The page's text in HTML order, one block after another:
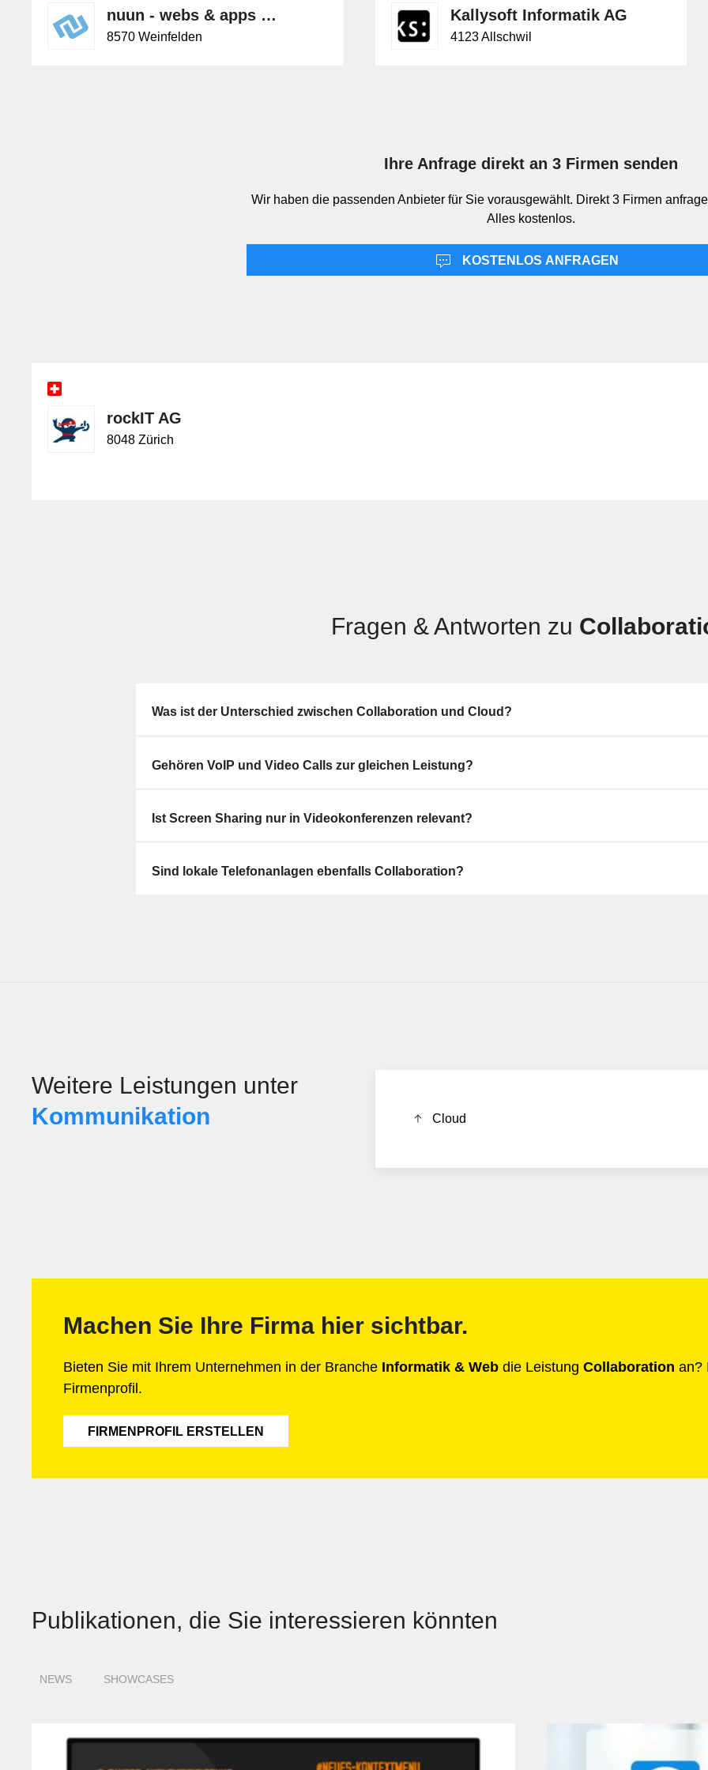
nuun - webs & apps gmbh
8570 Weinfelden
Kallysoft Informatik AG
4123 Allschwil
Ihre Anfrage direkt an 3 Firmen senden
Wir haben die passenden Anbieter für Sie vorausgewählt. Direkt 3 Firmen
Alles kostenlos.
KOSTENLOS ANFRAGEN
rockIT AG
8048 Zürich
Fragen & Antworten zu
Was ist der Unterschied zwischen Collaboration und Cloud?
Gehören VoIP und Video Calls zur gleichen Leistung?
Ist Screen Sharing nur in Videokonferenzen relevant?
Sind lokale Telefonanlagen ebenfalls Collaboration?
Weitere Leistungen unter
Kommunikation
Cloud
Machen Sie Ihre Firma hier sichtbar.
Bieten Sie mit Ihrem Unternehmen in der Branche Informatik & Web die Leistung Collaboration an?
Firmenprofil.
FIRMENPROFIL ERSTELLEN
Publikationen, die Sie interessieren könnten
NEWS SHOWCASES